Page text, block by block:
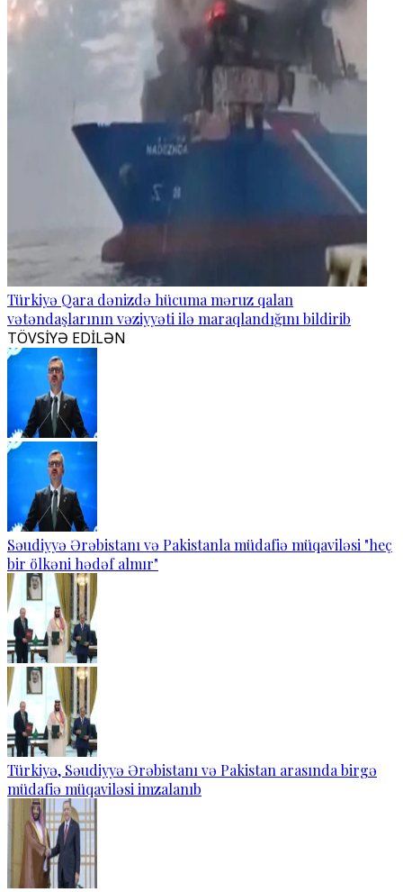
Türkiyə Qara dənizdə hücuma məruz qalan
vətəndaşlarının vəziyyəti ilə maraqlandığını bildirib
TÖVSİYƏ EDİLƏN
Səudiyyə Ərəbistanı və Pakistanla müdafiə müqaviləsi "heç
bir ölkəni hədəf almır"
Türkiyə, Səudiyyə Ərəbistanı və Pakistan arasında birgə
müdafiə müqaviləsi imzalanıb